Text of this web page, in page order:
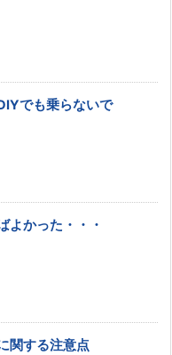
でも乗らないで
よかった・・・
関する注意点